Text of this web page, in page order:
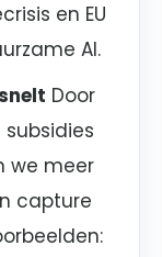
en EU
AI.
Door
subsidies
we meer
capture